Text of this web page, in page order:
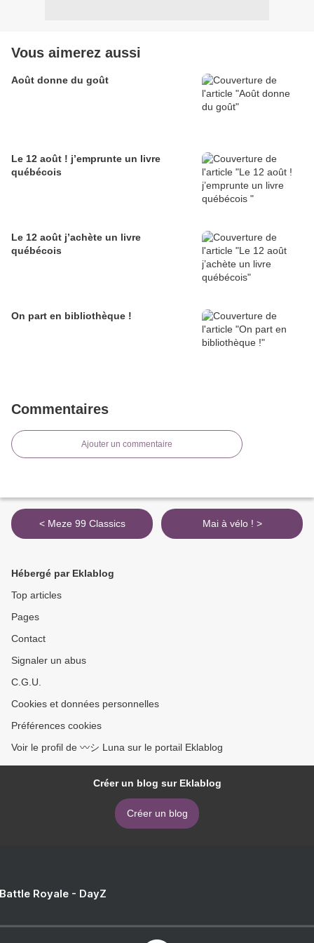
Vous aimerez aussi
Août donne du goût
Le 12 août ! j’emprunte un livre
québécois
Le 12 août j’achète un livre
québécois
On part en bibliothèque !
Commentaires
Ajouter un commentaire
< Meze 99 Classics Mai à vélo ! >
Hébergé par Eklablog
Top articles
Pages
Contact
Signaler un abus
C.G.U.
Cookies et données personnelles
Préférences cookies
Voir le profil de 〰️シ Luna sur le portail Eklablog
Créer un blog sur Eklablog
Créer un blog
Royale - DayZ